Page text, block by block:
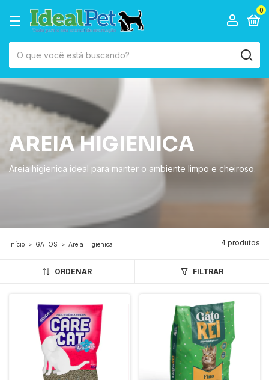
0
AREIA HIGIENICA
Areia higienica ideal para manter o ambiente limpo e cheiroso.
Início > GATOS > Areia Higienica 4 produtos
ORDENAR FILTRAR